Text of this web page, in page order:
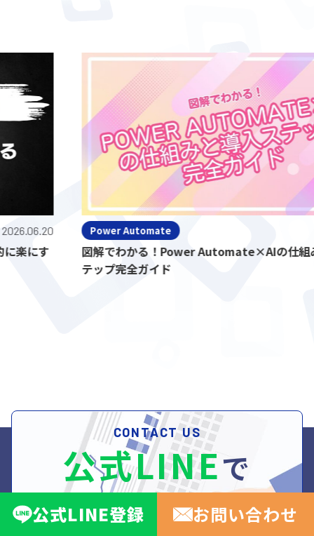
す
Power Automate
図解でわかる！Power Automate×AIの仕組みと導
テップ完全ガイド
CONTACT US
公式LINEで
無料相談受付
公式LINE登録 お問い合わせ